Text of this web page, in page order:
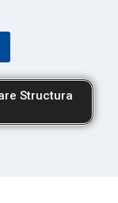
Structura